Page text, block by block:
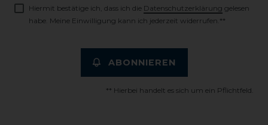
Hiermit bestätige ich, dass ich die Daten­schutz­erklärung gelesen
habe. Meine Einwilligung kann ich jederzeit widerrufen.**
ABONNIEREN
** Hierbei handelt es sich um ein Pflichtfeld.